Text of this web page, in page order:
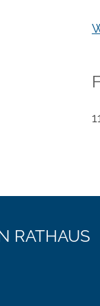
RATHAUS